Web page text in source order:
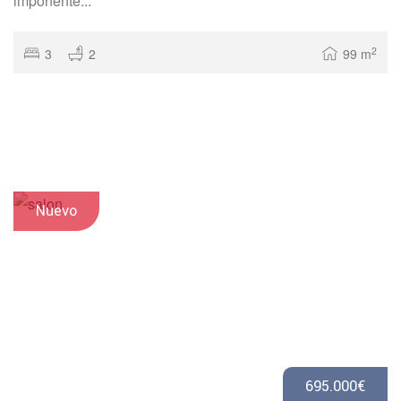
3 2 99 m2
Nuevo
695.000€